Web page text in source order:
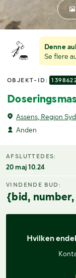
Denne
Se flere
OBJEKT-ID:
Assens, Region
Anden
AFSLUTTEDES:
20 maj 10.24
VINDENDE BUD:
{bid,
Hvilken